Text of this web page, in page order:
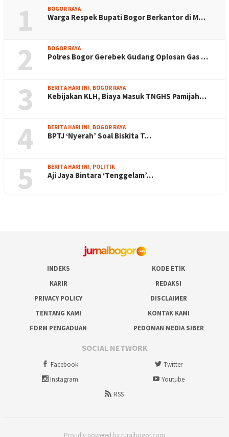
1 BOGOR RAYA
Warga Respek Bupati Bogor Berkantor di M…
2 BOGOR RAYA
Polres Bogor Gerebek Gudang Oplosan Gas …
3 BERITA HARI INI, BOGOR RAYA
Kebijakan KLH, Biaya Masuk TNGHS Pamijah…
4 BERITA HARI INI, BOGOR RAYA
BPTJ ‘Nyerah’ Soal Biskita T…
5 BERITA HARI INI, POLITIK
Aji Jaya Bintara ‘Tenggelam’…
INDEKS
KODE ETIK
KARIR
REDAKSI
PRIVACY POLICY
DISCLAIMER
TENTANG KAMI
KONTAK KAMI
FORM PENGADUAN
PEDOMAN MEDIA SIBER
SOCIAL NETWORK
Facebook
Twitter
Instagram
Youtube
RSS
Proudly powered by ruralbogor.com